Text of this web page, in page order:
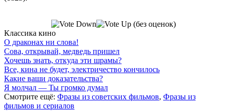
(без оценок)
Классика кино
О драконах ни слова!
Сова, открывай, медведь пришел
Хочешь знать, откуда эти шрамы?
Все, кина не будет, электричество кончилось
Какие ваши доказательства?
Я молчал — Ты громко думал
Смотрите ещё: Фразы из советских фильмов, Фразы из
фильмов и сериалов